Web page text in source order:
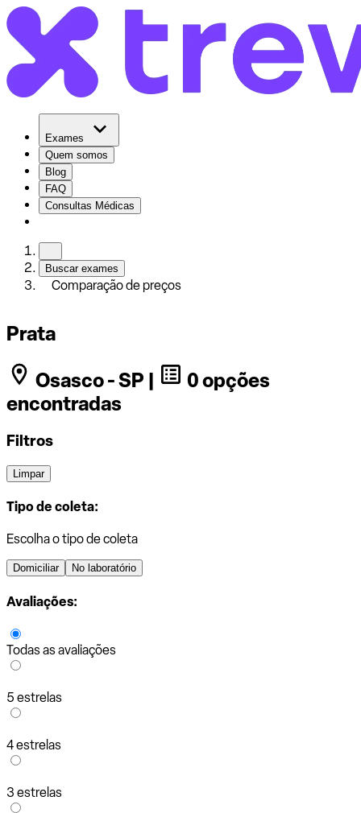
Exames
Quem somos
Blog
FAQ
Consultas Médicas
Buscar exames
Comparação de preços
Prata
Osasco - SP |
0 opções
encontradas
Filtros
Limpar
Tipo de coleta:
Escolha o tipo de coleta
Domiciliar No laboratório
Avaliações:
Todas as avaliações
5 estrelas
4 estrelas
3 estrelas